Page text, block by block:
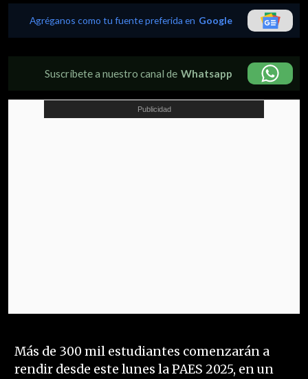
Agréganos como tu fuente preferida en Google
Suscríbete a nuestro canal de Whatsapp
Más de 300 mil estudiantes comenzarán a
rendir desde este lunes la PAES 2025, en un